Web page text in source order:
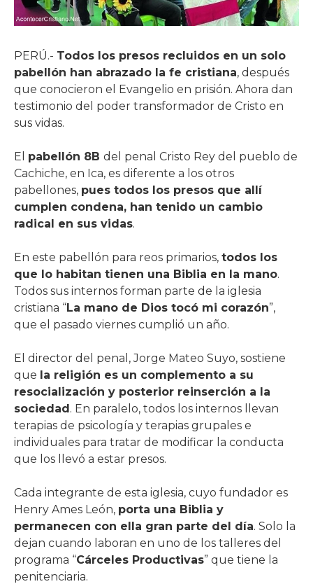
PERÚ.- Todos los presos recluidos en un solo
pabellón han abrazado la fe cristiana, después
que conocieron el Evangelio en prisión. Ahora dan
testimonio del poder transformador de Cristo en
sus vidas.
El pabellón 8B del penal Cristo Rey del pueblo de
Cachiche, en Ica, es diferente a los otros
pabellones, pues todos los presos que allí
cumplen condena, han tenido un cambio
radical en sus vidas.
En este pabellón para reos primarios, todos los
que lo habitan tienen una Biblia en la mano.
Todos sus internos forman parte de la iglesia
cristiana “La mano de Dios tocó mi corazón”,
que el pasado viernes cumplió un año.
El director del penal, Jorge Mateo Suyo, sostiene
que la religión es un complemento a su
resocialización y posterior reinserción a la
sociedad. En paralelo, todos los internos llevan
terapias de psicología y terapias grupales e
individuales para tratar de modificar la conducta
que los llevó a estar presos.
Cada integrante de esta iglesia, cuyo fundador es
Henry Ames León, porta una Biblia y
permanecen con ella gran parte del día. Solo la
dejan cuando laboran en uno de los talleres del
programa “Cárceles Productivas” que tiene la
penitenciaria.